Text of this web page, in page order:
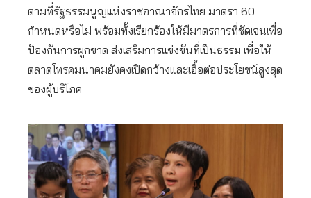
ตามที่รัฐธรรมนูญแห่งราชอาณาจักรไทย มาตรา 60
กำหนดหรือไม่ พร้อมทั้งเรียกร้องให้มีมาตรการที่ชัดเจนเพื่อ
ป้องกันการผูกขาด ส่งเสริมการแข่งขันที่เป็นธรรม เพื่อให้
ตลาดโทรคมนาคมยังคงเปิดกว้างและเอื้อต่อประโยชน์สูงสุด
ของผู้บริโภค